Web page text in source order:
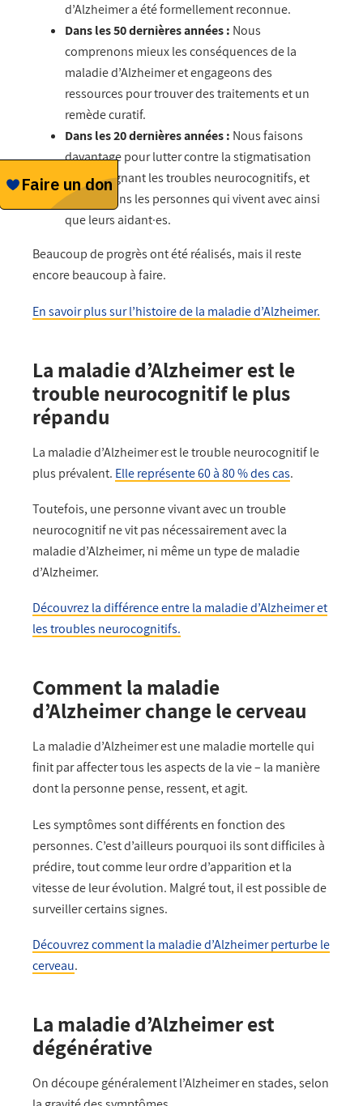
d’Alzheimer a été formellement reconnue.
Dans les 50 dernières années : Nous
comprenons mieux les conséquences de la
maladie d’Alzheimer et engageons des
ressources pour trouver des traitements et un
remède curatif.
Dans les 20 dernières années : Nous faisons
davantage pour lutter contre la stigmatisation
accompagnant les troubles neurocognitifs, et
nous aidons les personnes qui vivent avec ainsi
que leurs aidant·es.
Beaucoup de progrès ont été réalisés, mais il reste
encore beaucoup à faire.
En savoir plus sur l’histoire de la maladie d’Alzheimer.
La maladie d’Alzheimer est le
trouble neurocognitif le plus
répandu
La maladie d’Alzheimer est le trouble neurocognitif le
plus prévalent. Elle représente 60 à 80 % des cas.
Toutefois, une personne vivant avec un trouble
neurocognitif ne vit pas nécessairement avec la
maladie d’Alzheimer, ni même un type de maladie
d’Alzheimer.
Découvrez la différence entre la maladie d’Alzheimer et
les troubles neurocognitifs.
Comment la maladie
d’Alzheimer change le cerveau
La maladie d’Alzheimer est une maladie mortelle qui
finit par affecter tous les aspects de la vie – la manière
dont la personne pense, ressent, et agit.
Les symptômes sont différents en fonction des
personnes. C’est d’ailleurs pourquoi ils sont difficiles à
prédire, tout comme leur ordre d’apparition et la
vitesse de leur évolution. Malgré tout, il est possible de
surveiller certains signes.
Découvrez comment la maladie d’Alzheimer perturbe le
cerveau.
La maladie d’Alzheimer est
dégénérative
On découpe généralement l’Alzheimer en stades, selon